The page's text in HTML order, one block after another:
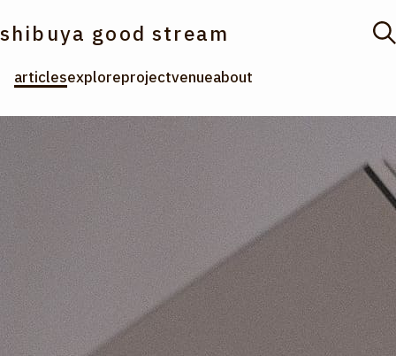
shibuya good stream
articlesexploreprojectvenueabout